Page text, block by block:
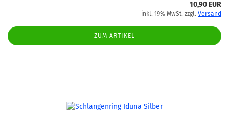
10,90 EUR
inkl. 19% MwSt. zzgl. Versand
ZUM ARTIKEL